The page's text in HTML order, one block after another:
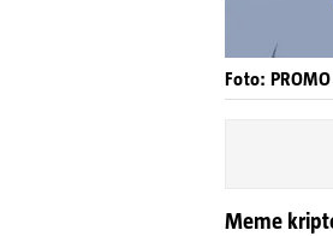
Foto: PROMO
Meme